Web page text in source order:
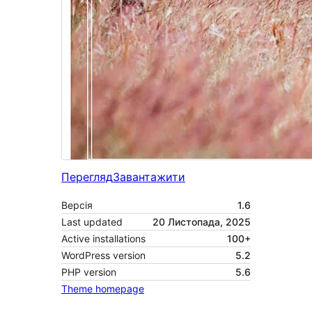
ПереглядЗавантажити
Версія
1.6
Last updated
20 Листопада, 2025
Active installations
100+
WordPress version
5.2
PHP version
5.6
Theme homepage